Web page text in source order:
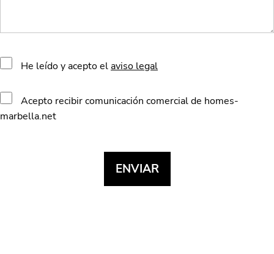
He leído y acepto elaviso legal
Acepto recibir comunicación comercial de homes-
marbella.net